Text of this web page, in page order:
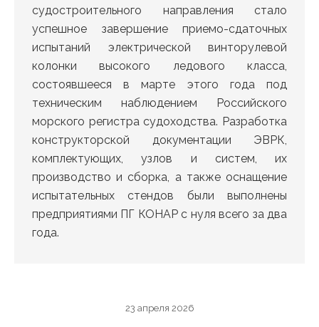
судостроительного направления стало
успешное завершение приемо-сдаточных
испытаний электрической винторулевой
колонки высокого ледового класса,
состоявшееся в марте этого года под
техническим наблюдением Российского
морского регистра судоходства. Разработка
конструкторской документации ЭВРК,
комплектующих, узлов и систем, их
производство и сборка, а также оснащение
испытательных стендов были выполнены
предприятиями ПГ КОНАР с нуля всего за два
года.
23 апреля 2026